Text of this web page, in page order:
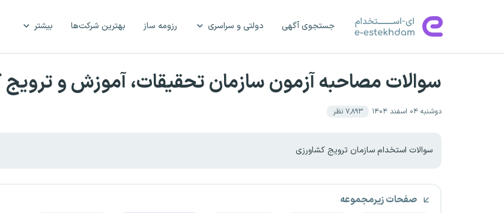
جستجوی آگهی دولتی و سراسری رزومه ساز بهترین شرکت‌ها بیشتر
سوالات مصاحبه آزمون سازمان تحقیقات، آموزش و
دوشنبه ۰۴ اسفند ۱۴۰۴ ۷٬۸۹۳ نظر
سوالات استخدام سازمان ترویج کشاورزی
صفحات زیرمجموعه